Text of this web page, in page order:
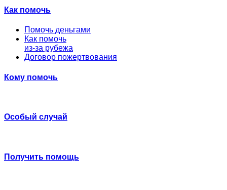
Как помочь
Помочь деньгами
Как помочь
из-за рубежа
Договор пожертвования
Кому помочь
Особый случай
Получить помощь